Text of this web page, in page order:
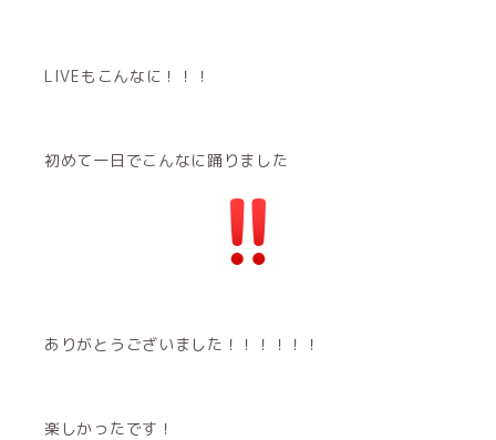
LIVEもこんなに！！！
初めて一日でこんなに踊りました
ありがとうございました！！！！！！
楽しかったです！